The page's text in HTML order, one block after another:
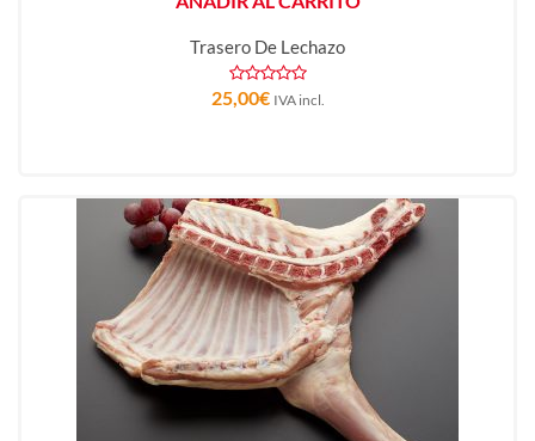
Trasero De Lechazo
25,00€ IVA incl.